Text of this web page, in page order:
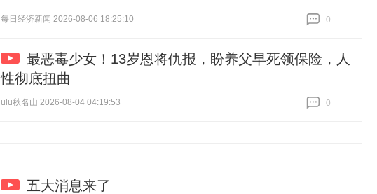
每日经济新闻 2026-08-06 18:25:10
0
最恶毒少女！13岁恩将仇报，盼养父早死领保险，人
性彻底扭曲
ulu秋名山 2026-08-04 04:19:53
0
五大消息来了